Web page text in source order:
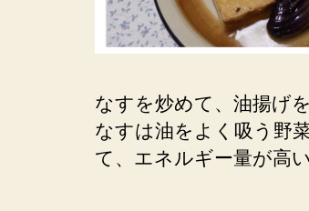
なすを炒めて、油揚げ
なすは油をよく吸う野
て、エネルギー量が高い